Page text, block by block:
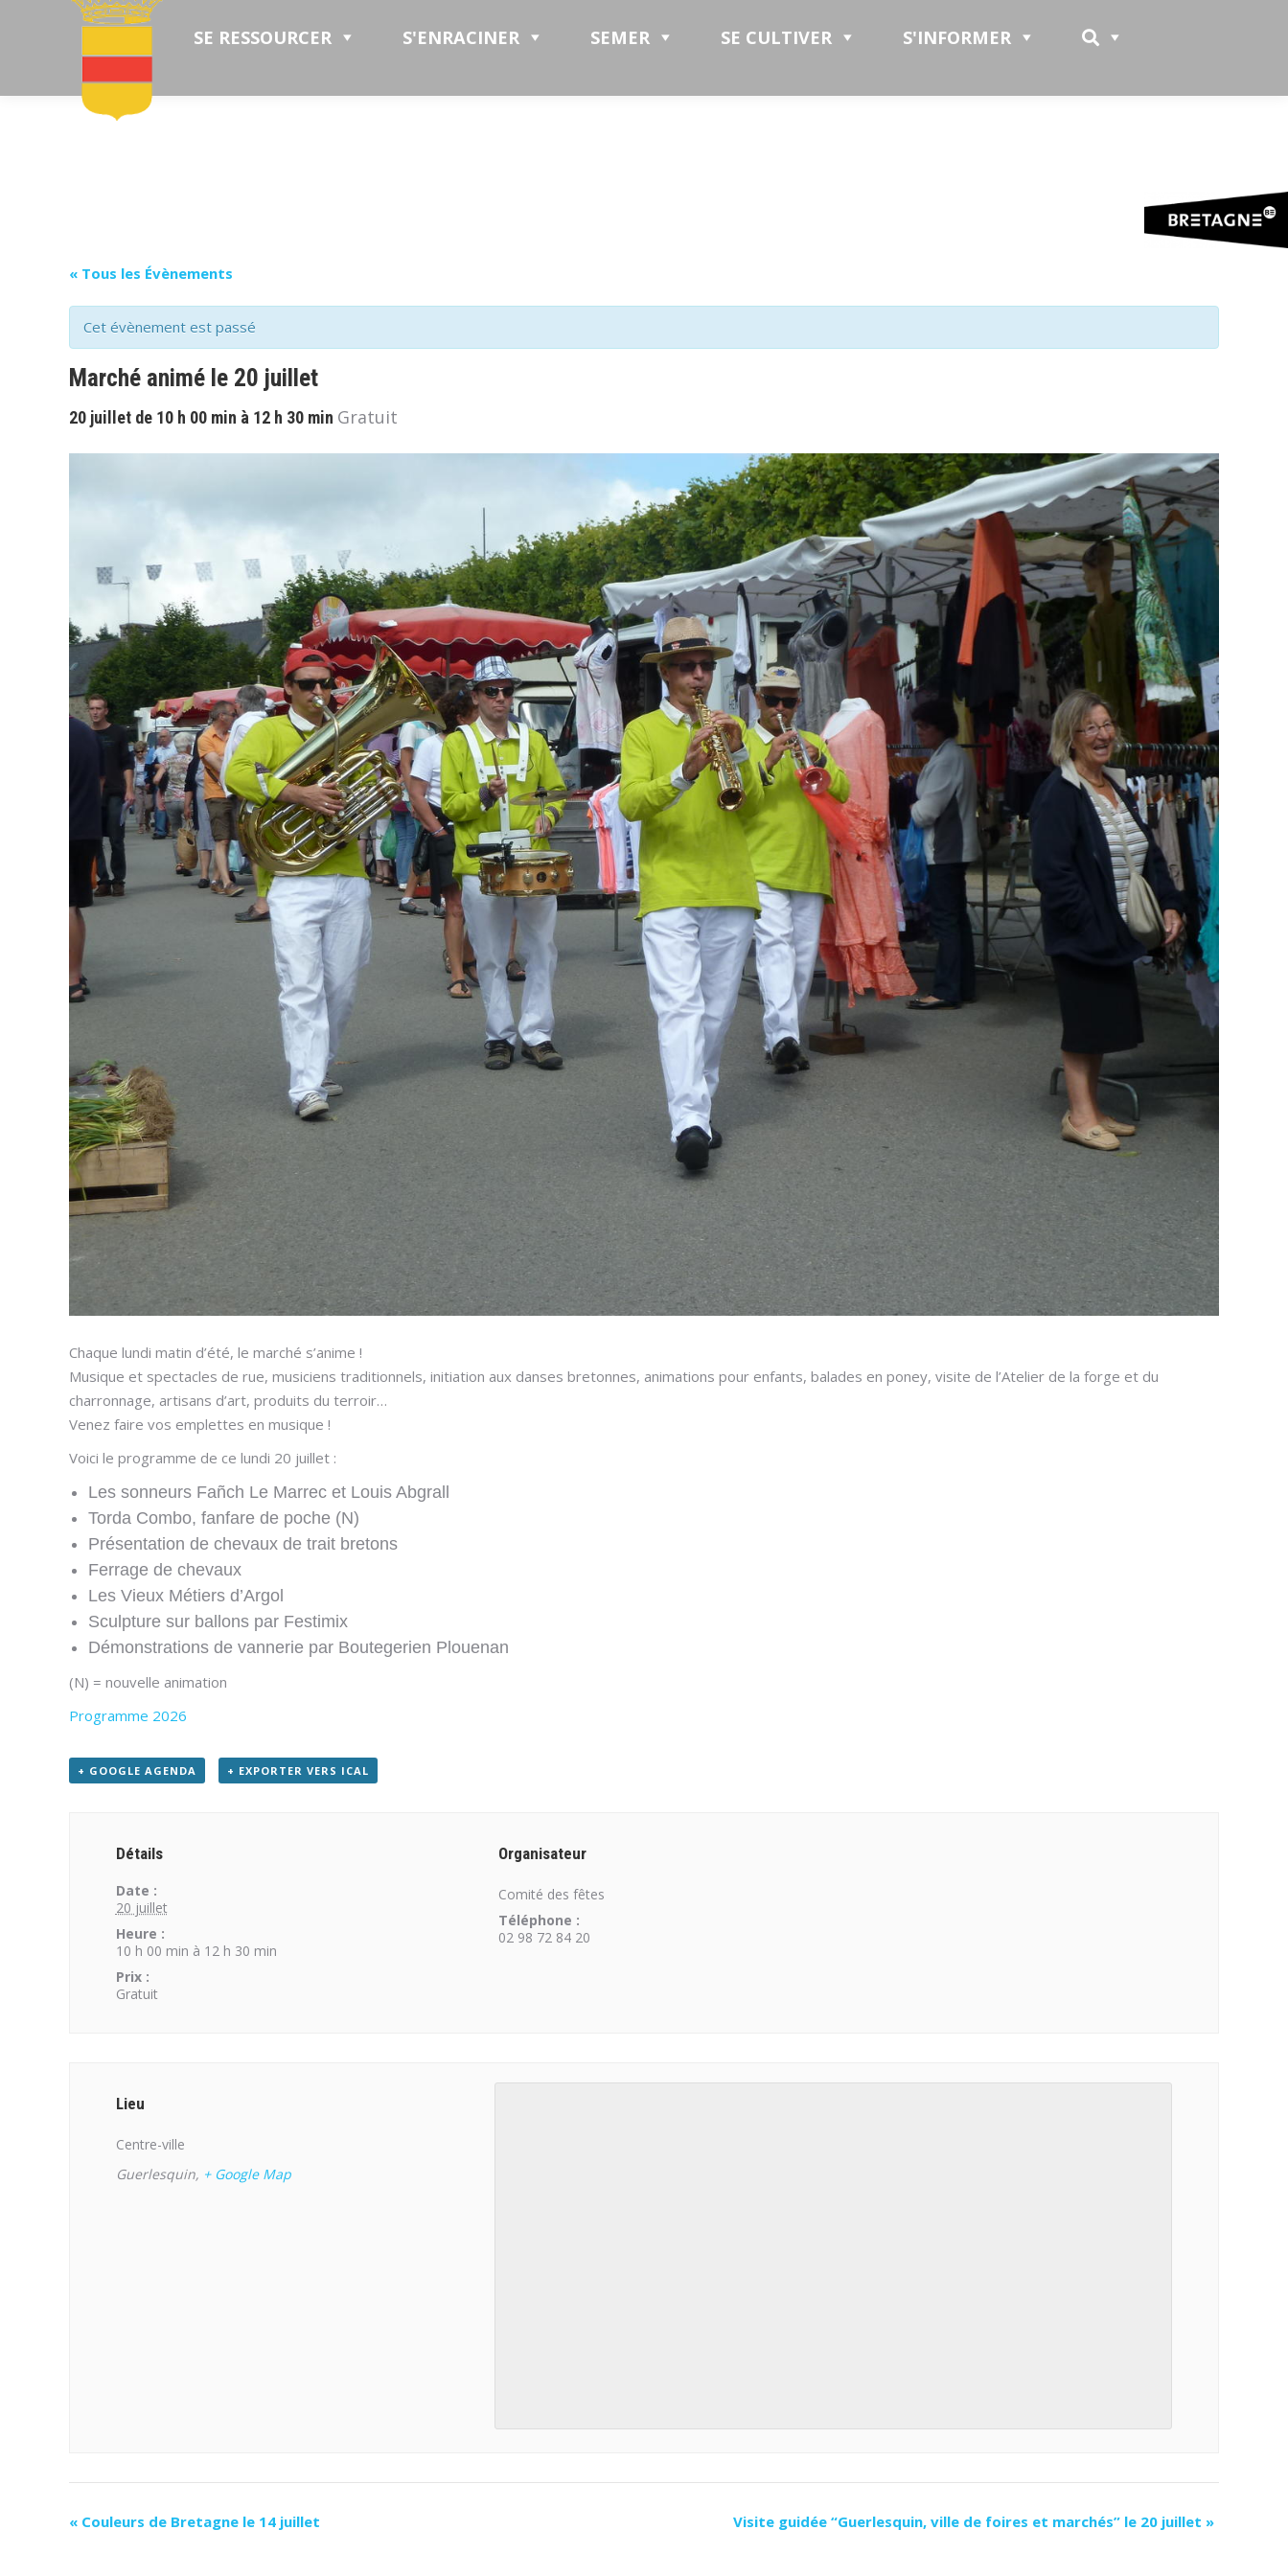
SE RESSOURCER S'ENRACINER SEMER SE CULTIVER S'INFORMER
« Tous les Évènements
Cet évènement est passé
Marché animé le 20 juillet
20 juillet de 10 h 00 min à 12 h 30 min Gratuit
Chaque lundi matin d’été, le marché s’anime !
Musique et spectacles de rue, musiciens traditionnels, initiation aux danses bretonnes, animations pour enfants, balades en poney, visite de l’Atelier de la forge et du
charronnage, artisans d’art, produits du terroir…
Venez faire vos emplettes en musique !
Voici le programme de ce lundi 20 juillet :
Les sonneurs Fañch Le Marrec et Louis Abgrall
Torda Combo, fanfare de poche (N)
Présentation de chevaux de trait bretons
Ferrage de chevaux
Les Vieux Métiers d’Argol
Sculpture sur ballons par Festimix
Démonstrations de vannerie par Boutegerien Plouenan
(N) = nouvelle animation
Programme 2026
+ GOOGLE AGENDA + EXPORTER VERS ICAL
Détails
Date :
20 juillet
Heure :
10 h 00 min à 12 h 30 min
Prix :
Gratuit
Organisateur
Comité des fêtes
Téléphone :
02 98 72 84 20
Lieu
Centre-ville
Guerlesquin, + Google Map
« Couleurs de Bretagne le 14 juillet Visite guidée “Guerlesquin, ville de foires et marchés” le 20 juillet »